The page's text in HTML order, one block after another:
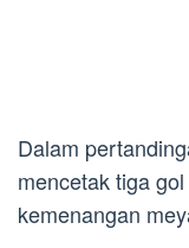
Dalam
mencetak tiga
kemenangan